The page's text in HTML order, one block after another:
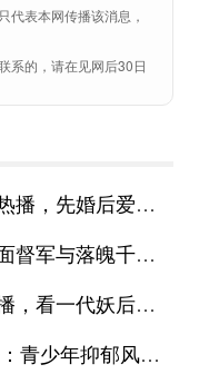
代表本网传播该消息，
系的，请在见网后30日
后爱诠释别样浪漫
千金谱写民国传奇
与心机皇上极限拉扯
抑郁风险高于成年